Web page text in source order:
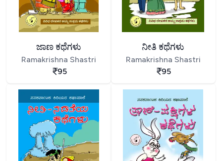
ಜಾಣ ಕಥೆಗಳು
Ramakrishna Shastri
95
ನೀತಿ ಕಥೆಗಳು
Ramakrishna Shastri
95